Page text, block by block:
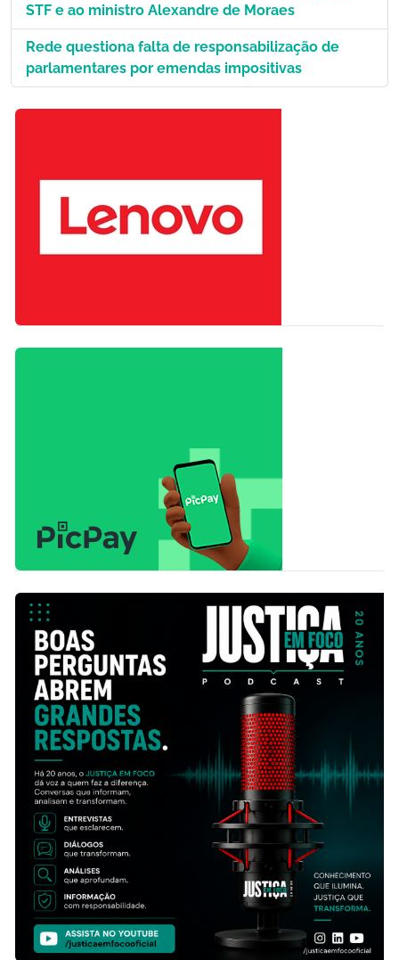
STF e ao ministro Alexandre de Moraes
Rede questiona falta de responsabilização de
parlamentares por emendas impositivas